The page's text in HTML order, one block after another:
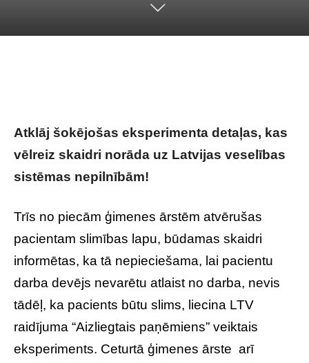
Atklāj šokējošas eksperimenta detaļas, kas
vēlreiz skaidri norāda uz Latvijas veselības
sistēmas nepilnībām!
Trīs no piecām ģimenes ārstēm atvērušas
pacientam slimības lapu, būdamas skaidri
informētas, ka tā nepieciešama, lai pacientu
darba devējs nevarētu atlaist no darba, nevis
tādēļ, ka pacients būtu slims, liecina LTV
raidījuma “Aizliegtais paņēmiens” veiktais
eksperiments. Ceturtā ģimenes ārste arī